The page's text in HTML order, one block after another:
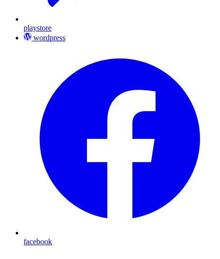
playstore
wordpress
facebook